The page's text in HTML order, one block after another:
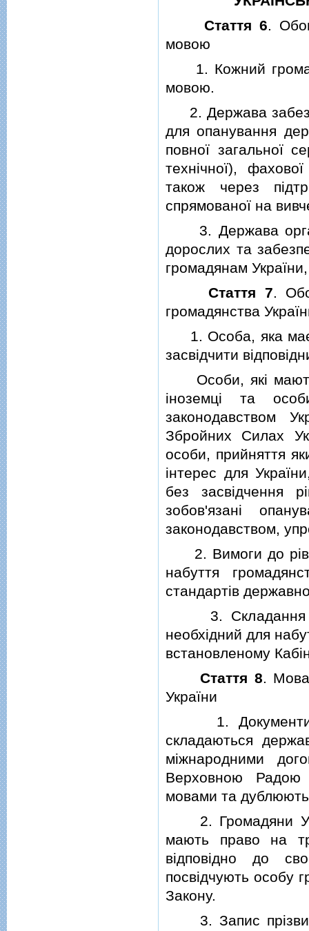
Стаття 6.
мовою
1. Кожний
мовою.
2. Держава
для опанування
повної загальної
технiчної),
також через
спрямованої на
3. Держава
дорослих та
громадянам
Стаття 7.
громадянства
1. Особа, яка має
засвiдчити
Особи, якi мають
iноземцi та
законодавством
Збройних Силах
особи, прийняття
iнтерес для
без засвiдчення
зобов'язанi
законодавством,
2. Вимоги до
набуття
стандартiв
3. Складання
необхiдний для
встановленому
Стаття 8.
України
1. Документи,
складаються
мiжнародними
Верховною Радою
мовами та
2. Громадяни
мають право на
вiдповiдно до
посвiдчують особу
Закону.
3. Запис